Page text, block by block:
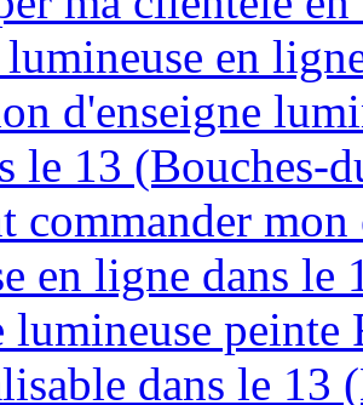
lumineuse en
d'enseigne
le 13 (Bouches-
commander
en ligne dans le
lumineuse
dans le 13